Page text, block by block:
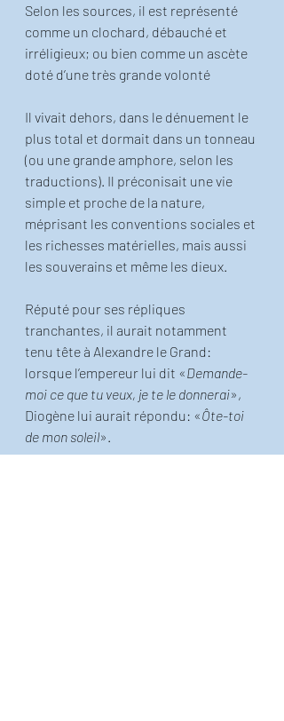
Selon les sources, il est représenté
comme un clochard, débauché et
irréligieux; ou bien comme un ascète
doté d’une très grande volonté
Il vivait dehors, dans le dénuement le
plus total et dormait dans un tonneau
(ou une grande amphore, selon les
traductions). Il préconisait une vie
simple et proche de la nature,
méprisant les conventions sociales et
les richesses matérielles, mais aussi
les souverains et même les dieux.
Réputé pour ses répliques
tranchantes, il aurait notamment
tenu tête à Alexandre le Grand:
lorsque l’empereur lui dit «Demande-
moi ce que tu veux, je te le donnerai»,
Diogène lui aurait répondu: «Ôte-toi
de mon soleil».